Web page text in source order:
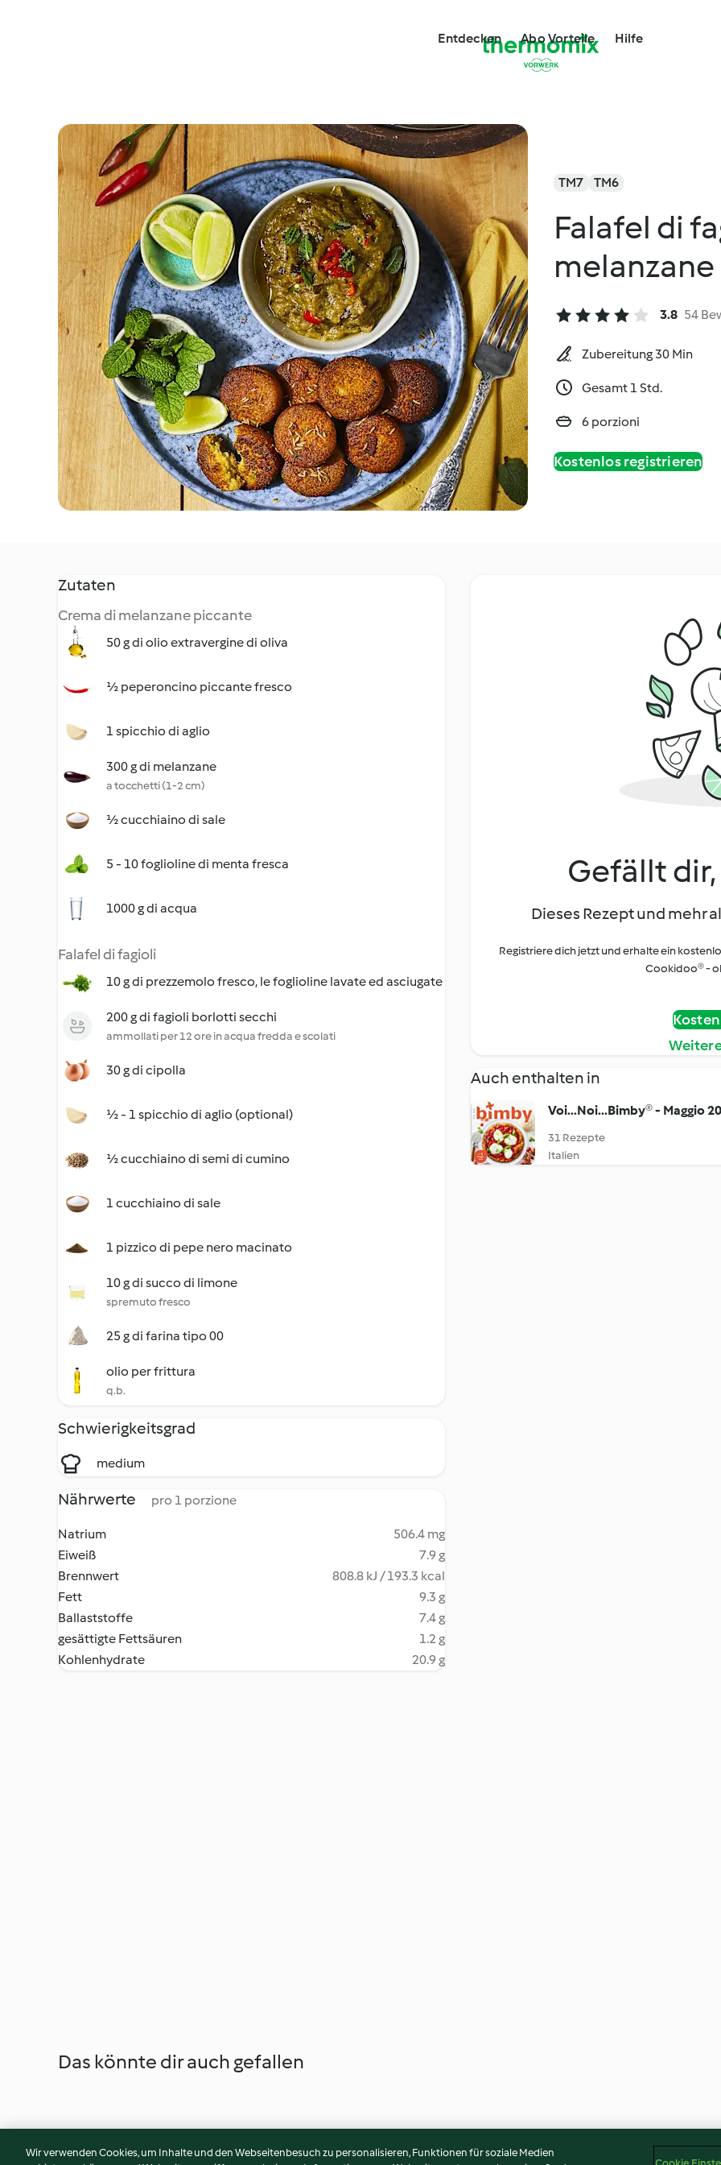
Entdecken Abo Vorteile Hilfe
TM7 TM6
Falafel di
3.8 54
Zubereitung 30 Min
Gesamt 1 Std.
6 porzioni
Kostenlos registrieren
Zutaten
Crema di melanzane piccante
50 g di olio extravergine di oliva
½ peperoncino piccante fresco
1 spicchio di aglio
300 g di melanzane
a tocchetti (1-2 cm)
½ cucchiaino di sale
5 - 10 foglioline di menta fresca
1000 g di acqua
Falafel di fagioli
10 g di prezzemolo fresco, le foglioline lavate ed asciugate
200 g di fagioli borlotti secchi
ammollati per 12 ore in acqua fredda e scolati
30 g di cipolla
½ - 1 spicchio di aglio (optional)
½ cucchiaino di semi di cumino
1 cucchiaino di sale
1 pizzico di pepe nero macinato
10 g di succo di limone
spremuto fresco
25 g di farina tipo 00
olio per frittura
q.b.
Schwierigkeitsgrad
medium
Nährwerte pro 1 porzione
Natrium
506.4 mg
Eiweiß
7.9 g
Brennwert
808.8 kJ / 193.3 kcal
Fett
9.3 g
Ballaststoffe
7.4 g
gesättigte Fettsäuren
1.2 g
Kohlenhydrate
20.9 g
Gefällt
Dieses Rezept und mehr
Registriere dich jetzt und erhalte ein
Cookidoo® -
Auch enthalten in
Voi...Noi...Bimby® - Maggio
31 Rezepte
Italien
Das könnte dir auch gefallen
Wir verwenden Cookies, um Inhalte und den Webseitenbesuch zu personalisieren, Funktionen für soziale Medien
Cookie